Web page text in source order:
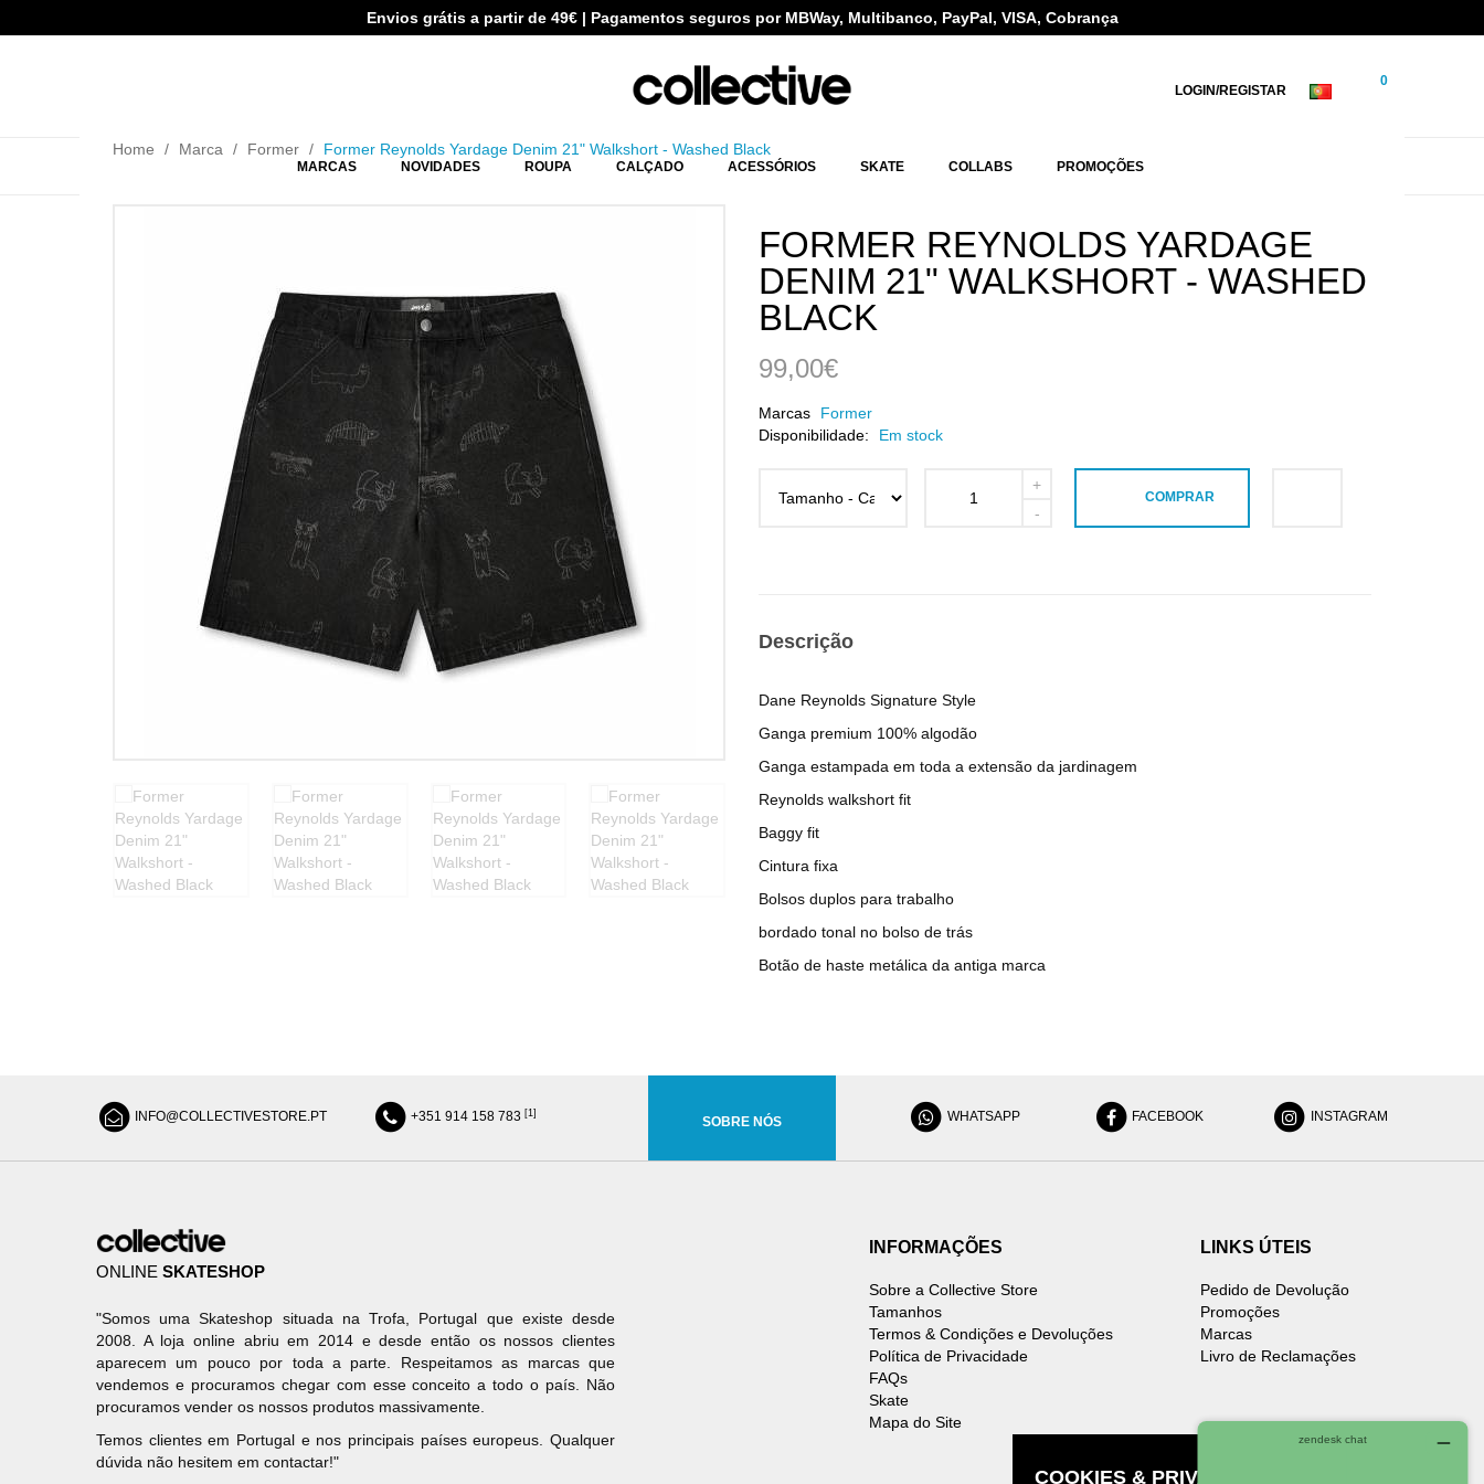
Envios grátis a partir de 49€ | Pagamentos seguros por MBWay, Multibanco, PayPal, VISA, Cobrança
LOGIN/REGISTAR
0
MARCAS NOVIDADES ROUPA CALÇADO ACESSÓRIOS SKATE COLLABS PROMOÇÕES
Home Marca Former Former Reynolds Yardage Denim 21" Walkshort - Washed Black
FORMER REYNOLDS YARDAGE
DENIM 21" WALKSHORT - WASHED
BLACK
99,00€
Marcas
Former
Disponibilidade:
Em stock
COMPRAR
Descrição
Dane Reynolds Signature Style
Ganga premium 100% algodão
Ganga estampada em toda a extensão da jardinagem
Reynolds walkshort fit
Baggy fit
Cintura fixa
Bolsos duplos para trabalho
bordado tonal no bolso de trás
Botão de haste metálica da antiga marca
INFO@COLLECTIVESTORE.PT +351 914 158 783 [1]
SOBRE NÓS WHATSAPP FACEBOOK INSTAGRAM
ONLINE SKATESHOP
"Somos uma Skateshop situada na Trofa, Portugal que existe desde
2008. A loja online abriu em 2014 e desde então os nossos clientes
aparecem um pouco por toda a parte. Respeitamos as marcas que
vendemos e procuramos chegar com esse conceito a todo o país. Não
procuramos vender os nossos produtos massivamente.
Temos clientes em Portugal e nos principais países europeus. Qualquer
dúvida não hesitem em contactar!"
INFORMAÇÕES
Sobre a Collective Store
Tamanhos
Termos & Condições e Devoluções
Política de Privacidade
FAQs
Skate
Mapa do Site
LINKS ÚTEIS
Pedido de Devolução
Promoções
Marcas
Livro de Reclamações
COOKIES & PRIVACIDADE